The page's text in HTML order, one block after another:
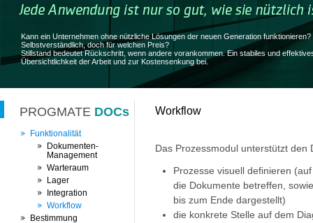
Kann ein Unternehmen ohne nützliche Lösungen der neuen Generation funktionieren?
Selbstverständlich, doch für welchen Preis?
Stillstand bedeutet Rückschritt, wenn andere vorankommen. Ein stabiles und
Übersichtlichkeit der Arbeit und zur Kostensenkung bei.
PROGMATE DOCs
Funktionalität
Dokumenten-
Management
Warteraum
Lager
Integration
Workflow
Bestimmung
Workflow
Das Prozessmodul unterstützt den
Prozesse visuell definieren
die Dokumente betreffen,
bis zum Ende dargestellt)
die konkrete Stelle auf dem